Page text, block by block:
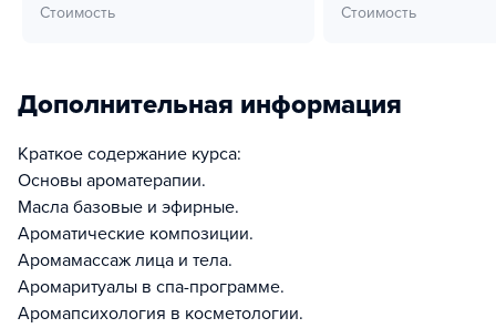
Стоимость Стоимость
Дополнительная информация
Краткое содержание курса:
Основы ароматерапии.
Масла базовые и эфирные.
Ароматические композиции.
Аромамассаж лица и тела.
Аромаритуалы в спа-программе.
Аромапсихология в косметологии.